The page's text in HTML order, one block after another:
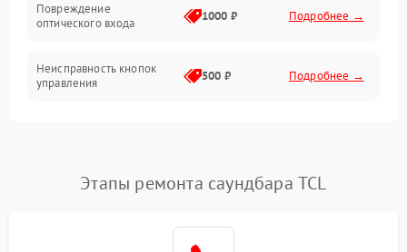
Электроника/Акустика
Повреждение
оптического входа
1000 ₽ Подробнее →
Неисправность кнопок
управления
500 ₽ Подробнее →
Неисправность
2000 ₽
Этапы ремонта саундбара TCL